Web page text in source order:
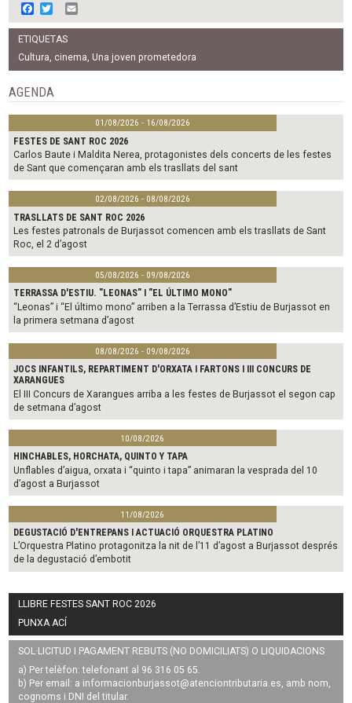
F
a
c
e
b
o
o
k
w
i
t
t
e
m
a
l
ETIQUETAS
Cultura, cinema, Una joven prometedora
AGENDA
01/08/2026 - 16/08/2026
FESTES DE SANT ROC 2026
Carlos Baute i Maldita Nerea, protagonistes dels concerts de les festes
de Sant que començaran amb els trasllats del sant
02/08/2026 - 08/08/2026
TRASLLATS DE SANT ROC 2026
Les festes patronals de Burjassot comencen amb els trasllats de Sant
Roc, el 2 d’agost
05/08/2026 - 09/08/2026
TERRASSA D'ESTIU. "LEONAS" I "EL ÚLTIMO MONO"
“Leonas” i “El último mono” arriben a la Terrassa d’Estiu de Burjassot en
la primera setmana d’agost
08/08/2026 - 09/08/2026
JOCS INFANTILS, REPARTIMENT D'ORXATA I FARTONS I III CONCURS DE
XARANGUES
El III Concurs de Xarangues arriba a les festes de Burjassot el segon cap
de setmana d’agost
10/08/2026
HINCHABLES, HORCHATA, QUINTO Y TAPA
Unflables d’aigua, orxata i “quinto i tapa” animaran la vesprada del 10
d’agost a Burjassot
11/08/2026
DEGUSTACIÓ D'ENTREPANS I ACTUACIÓ ORQUESTRA PLATINO
L’Orquestra Platino protagonitza la nit de l’11 d’agost a Burjassot després
de la degustació d’embotit
LLIBRE FESTES SANT ROC 2026
PUNXA ACÍ
SOL·LICITUD I PAGAMENT REBUTS (NO DOMICILIATS) O LIQUIDACIONS
a) Per telèfon: telefonant al 96 316 05 65.
b) Per email: a informacionburjassot@atenciontributaria.es, amb nom,
cognoms i DNI del titular.